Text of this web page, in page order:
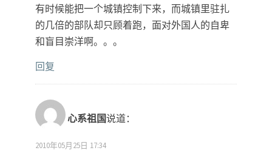
有时候能把一个城镇控制下来，而城镇里驻扎
的几倍的部队却只顾着跑，面对外国人的自卑
和盲目崇洋啊。。。
回复
心系祖国说道：
2010年05月25日 17:34